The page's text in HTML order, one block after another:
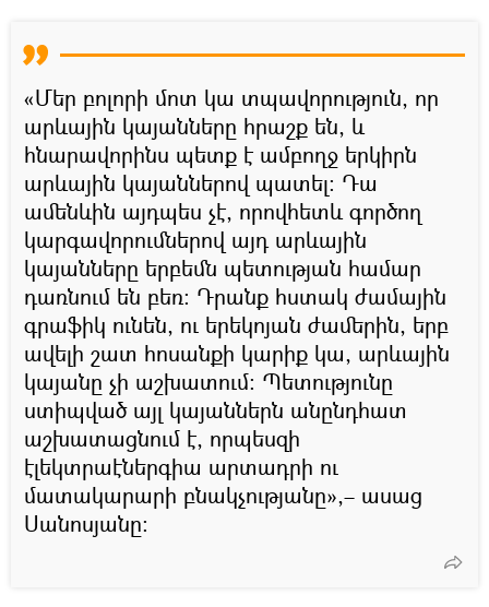
«Մեր բոլորի մոտ կա տպավորություն, որ
արևային կայանները հրաշք են, և
հնարավորինս պետք է ամբողջ երկիրն
արևային կայաններով պատել։ Դա
ամենևին այդպես չէ, որովհետև գործող
կարգավորումներով այդ արևային
կայանները երբեմն պետության համար
դառնում են բեռ։ Դրանք հստակ ժամային
գրաֆիկ ունեն, ու երեկոյան ժամերին, երբ
ավելի շատ հոսանքի կարիք կա, արևային
կայանը չի աշխատում։ Պետությունը
ստիպված այլ կայաններն անընդհատ
աշխատացնում է, որպեսզի
էլեկտրաէներգիա արտադրի ու
մատակարարի բնակչությանը»,– ասաց
Սանոսյանը։